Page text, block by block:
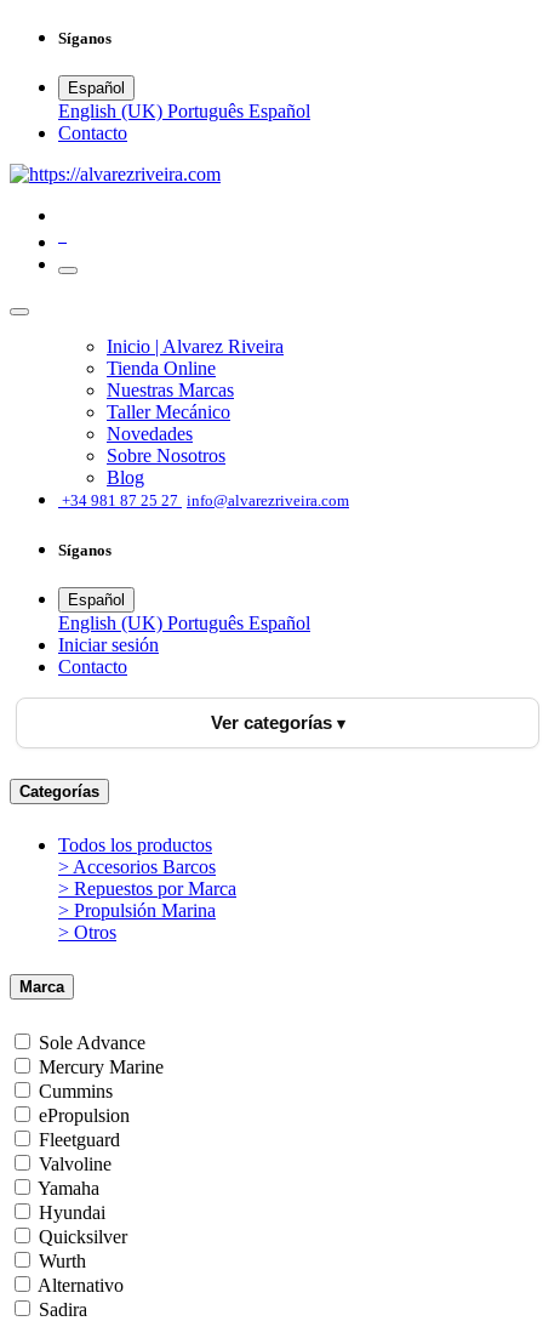
Síganos
Español
English (UK) Português Español
​Contacto
Inicio | Alvarez Riveira
Tienda Online
Nuestras Marcas
Taller Mecánico
Novedades
Sobre Nosotros
Blog
+34 981 87 25 27 info@alvarezriveira.com
Síganos
Español
English (UK) Português Español
Iniciar sesión
​Contacto
Ver categorías
Categorías
Todos los productos
> Accesorios Barcos
> Repuestos por Marca
> Propulsión Marina
> Otros
Marca
Sole Advance
Mercury Marine
Cummins
ePropulsion
Fleetguard
Valvoline
Yamaha
Hyundai
Quicksilver
Wurth
Alternativo
Sadira